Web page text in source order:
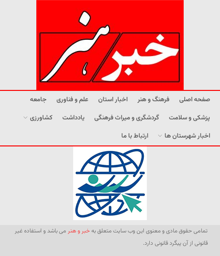
صفحه اصلی فرهنگ و هنر اخبار استان علم و فناوری
جامعه
پزشکی و سلامت
گردشگری و میراث فرهنگی یادداشت
کشاورزی
اخبار شهرستان ها
ارتباط با ما
تمامی حقوق مادی و معنوی این وب سایت متعلق بهخبر و هنر می باشد و استفاده غیر
قانونی از آن پیگرد قانونی دارد.